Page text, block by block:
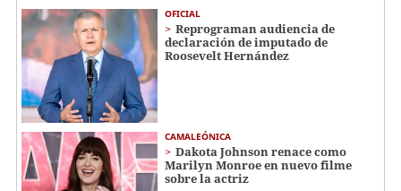
OFICIAL
Reprograman audiencia de
declaración de imputado de
Roosevelt Hernández
CAMALEÓNICA
Dakota Johnson renace como
Marilyn Monroe en nuevo filme
sobre la actriz